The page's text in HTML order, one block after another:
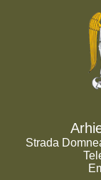
Strada